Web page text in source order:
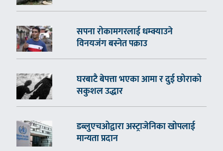
सपना रोकामगरलाई धम्क्याउने
विनयजंग बस्नेत पक्राउ
घरबाटै बेपत्ता भएका आमा र दुई छोराको
सकुशल उद्धार
डब्लुएचओद्वारा अस्ट्राजेनिका खोपलाई
मान्यता प्रदान